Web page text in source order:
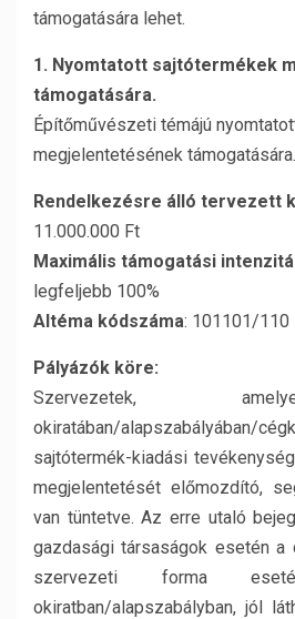
támogatására lehet.
1. Nyomtatott sajtótermékek
támogatására.
Építőművészeti témájú
megjelentetésének támogatására.
Rendelkezésre álló tervezett
11.000.000 Ft
Maximális támogatási
legfeljebb 100%
Altéma kódszáma: 101101/110
Pályázók köre:
Szervezetek,
okiratában/
sajtótermék-kiadási
megjelentetését előmozdító,
van tüntetve. Az erre utaló
gazdasági társaságok esetén a
szervezeti forma
okiratban/alapszabályban, jól